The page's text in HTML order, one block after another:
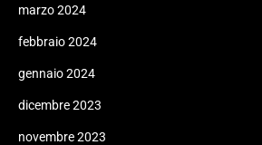
marzo 2024
febbraio 2024
gennaio 2024
dicembre 2023
novembre 2023